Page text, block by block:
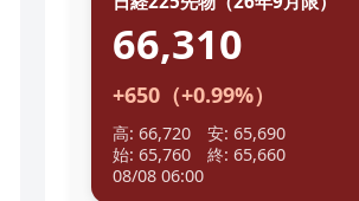
66,310
+650（+0.99%）
高: 66,720 安: 65,690
始: 65,760 終: 65,660
08/08 06:00